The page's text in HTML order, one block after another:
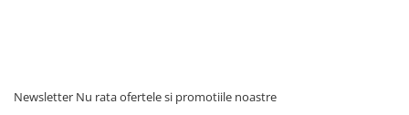
Newsletter Nu rata ofertele si promotiile noastre